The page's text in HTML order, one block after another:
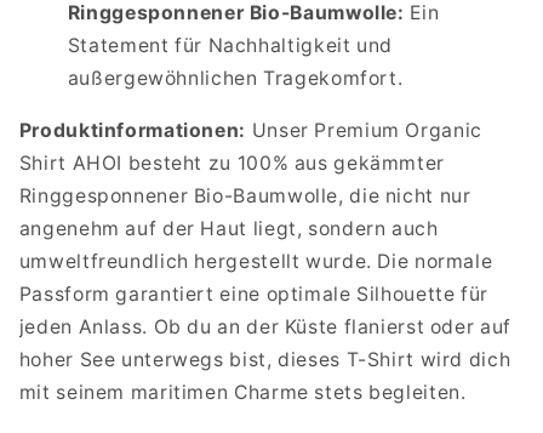
Ringgesponnener Bio-Baumwolle: Ein
Statement für Nachhaltigkeit und
außergewöhnlichen Tragekomfort.
Produktinformationen: Unser Premium Organic
Shirt AHOI besteht zu 100% aus gekämmter
Ringgesponnener Bio-Baumwolle, die nicht nur
angenehm auf der Haut liegt, sondern auch
umweltfreundlich hergestellt wurde. Die normale
Passform garantiert eine optimale Silhouette für
jeden Anlass. Ob du an der Küste flanierst oder auf
hoher See unterwegs bist, dieses T-Shirt wird dich
mit seinem maritimen Charme stets begleiten.